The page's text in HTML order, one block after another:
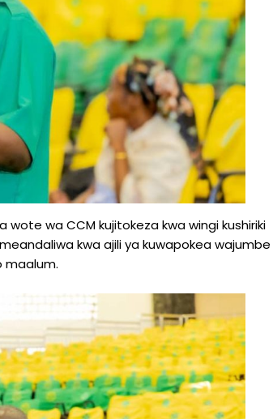
wa CCM kujitokeza kwa wingi kushiriki
kwa ajili ya kuwapokea wajumbe
maalum.